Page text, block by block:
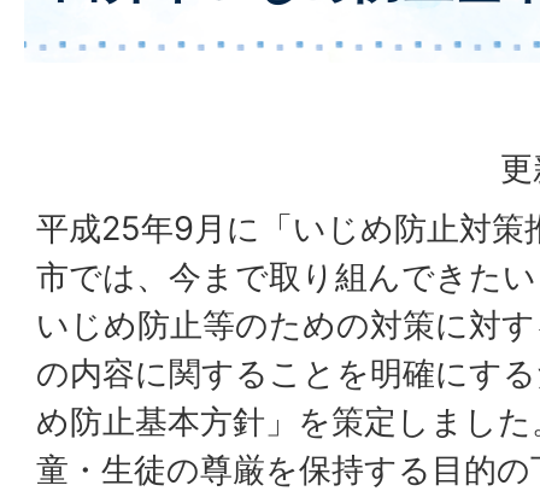
平成25年9月に「いじめ防止対策
市では、今まで取り組んできた
いじめ防止等のための対策に対
の内容に関することを明確にす
め防止基本方針」を策定しまし
童・生徒の尊厳を保持する目的